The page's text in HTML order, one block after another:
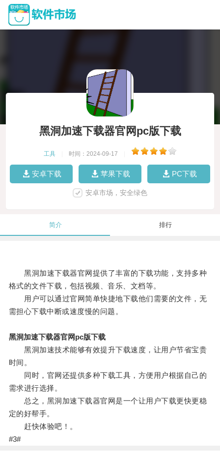
黑洞加速下载器官网pc版下载
工具 时间：2024-09-17
安卓下载 苹果下载 PC下载
安卓市场，安全绿色
简介 排行
黑洞加速下载器官网提供了丰富的下载功能，支持多种
格式的文件下载，包括视频、音乐、文档等。
用户可以通过官网简单快捷地下载他们需要的文件，无
需担心下载中断或速度慢的问题。
黑洞加速下载器官网pc版下载
黑洞加速技术能够有效提升下载速度，让用户节省宝贵
时间。
同时，官网还提供多种下载工具，方便用户根据自己的
需求进行选择。
总之，黑洞加速下载器官网是一个让用户下载更快更稳
定的好帮手。
赶快体验吧！。
#3#